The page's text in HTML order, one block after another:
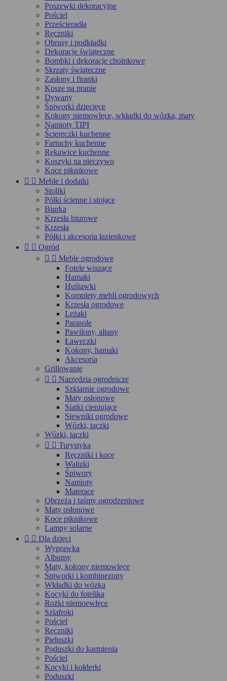
Poszewki dekoracyjne
Pościel
Prześcieradła
Ręczniki
Obrusy i podkładki
Dekoracje świąteczne
Bombki i dekoracje choinkowe
Skrzaty świąteczne
Zasłony i firanki
Kosze na pranie
Dywany
Śpiworki dziecięce
Kokony niemowlęce, wkładki do wózka, maty
Namioty TIPI
Ściereczki kuchenne
Fartuchy kuchenne
Rękawice kuchenne
Koszyki na pieczywo
Koce piknikowe
  Meble i dodatki
Stoliki
Półki ścienne i stojące
Biurka
Krzesła biurowe
Krzesła
Półki i akcesoria łazienkowe
  Ogród
  Meble ogrodowe
Fotele wiszące
Hamaki
Huśtawki
Komplety mebli ogrodowych
Krzesła ogrodowe
Leżaki
Parasole
Pawilony, altany
Ławeczki
Kokony, hamaki
Akcesoria
Grillowanie
  Narzędzia ogrodnicze
Szklarnie ogrodowe
Maty osłonowe
Siatki cieniujące
Siewniki ogrodowe
Wózki, taczki
Wózki, taczki
  Turystyka
Ręczniki i koce
Walizki
Śpiwory
Namioty
Materace
Obrzeża i taśmy ogrodzeniowe
Maty osłonowe
Koce piknikowe
Lampy solarne
  Dla dzieci
Wyprawka
Albumy
Maty, kokony niemowlęce
Śpiworki i kombinezony
Wkładki do wózka
Kocyki do fotelika
Rożki niemoewlęce
Szlafroki
Pościel
Ręczniki
Pieluszki
Poduszki do karmienia
Pościel
Kocyki i kołderki
Poduszki